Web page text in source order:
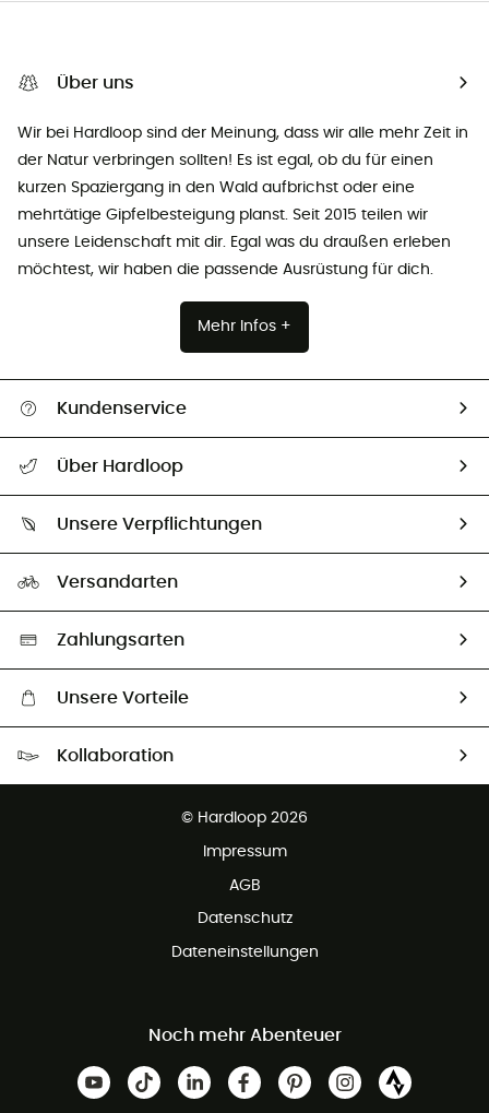
Über uns
Wir bei Hardloop sind der Meinung, dass wir alle mehr Zeit in
der Natur verbringen sollten! Es ist egal, ob du für einen
kurzen Spaziergang in den Wald aufbrichst oder eine
mehrtätige Gipfelbesteigung planst. Seit 2015 teilen wir
unsere Leidenschaft mit dir. Egal was du draußen erleben
möchtest, wir haben die passende Ausrüstung für dich.
Mehr Infos +
Kundenservice
Größentabelle
Über Hardloop
Unsere Botschafter
Unsere Verpflichtungen
Auswahl an nachhaltigen Produkten
Versandarten
Zahlungsarten
Unsere Vorteile
Kollaboration
© Hardloop 2026
Impressum
AGB
Datenschutz
Dateneinstellungen
Noch mehr Abenteuer